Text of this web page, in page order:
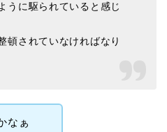
うに駆られていると感じ
頓されていなければなり
なぁ